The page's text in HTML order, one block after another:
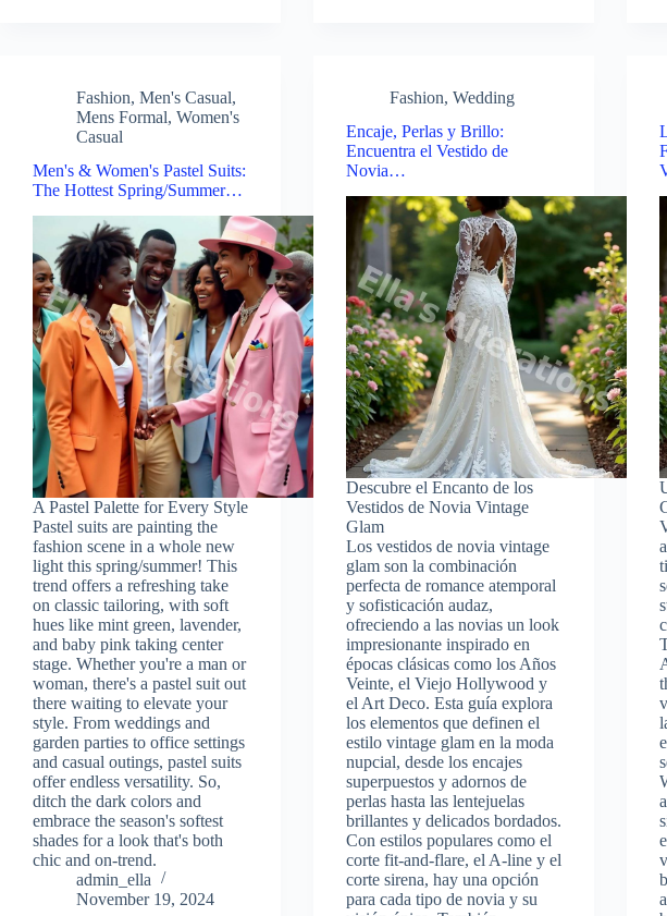
Fashion, Men's Casual,
Mens Formal, Women's
Casual
Men's & Women's Pastel Suits:
The Hottest Spring/Summer…
A Pastel Palette for Every Style
Pastel suits are painting the
fashion scene in a whole new
light this spring/summer! This
trend offers a refreshing take
on classic tailoring, with soft
hues like mint green, lavender,
and baby pink taking center
stage. Whether you're a man or
woman, there's a pastel suit out
there waiting to elevate your
style. From weddings and
garden parties to office settings
and casual outings, pastel suits
offer endless versatility. So,
ditch the dark colors and
embrace the season's softest
shades for a look that's both
chic and on-trend.
admin_ella
November 19, 2024
Fashion,Wedding
Encaje, Perlas y Brillo:
Encuentra el Vestido de
Novia…
Descubre el Encanto de los
Vestidos de Novia Vintage
Glam
Los vestidos de novia vintage
glam son la combinación
perfecta de romance atemporal
y sofisticación audaz,
ofreciendo a las novias un look
impresionante inspirado en
épocas clásicas como los Años
Veinte, el Viejo Hollywood y
el Art Deco. Esta guía explora
los elementos que definen el
estilo vintage glam en la moda
nupcial, desde los encajes
superpuestos y adornos de
perlas hasta las lentejuelas
brillantes y delicados bordados.
Con estilos populares como el
corte fit-and-flare, el A-line y el
corte sirena, hay una opción
para cada tipo de novia y su